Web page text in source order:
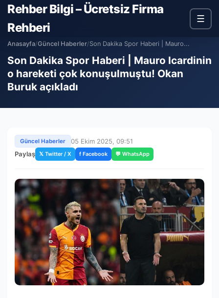
Rehber Bilgi – Ücretsiz Firma
Rehberi
☰
Anasayfa/Güncel Haberler/Son Dakika Spor Haberi | Mauro...
Son Dakika Spor Haberi | Mauro Icardinin
o hareketi çok konuşulmuştu! Okan
Buruk açıkladı
Güncel Haberler
05 Ekim 2025, 09:51
Paylaş 𝕏 Twitter / X f Facebook 💬 WhatsApp